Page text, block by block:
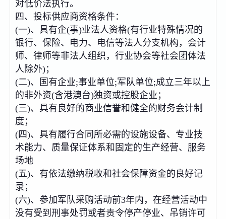
对低价法执行。
四、投标供应商资格条件：
(一)、具有企(事)业法人资格(有行业特殊情况的
银行、保险、电力、电信等法人分支机构，会计
师、律师等非法人组织，行业协会等社会团体法
人除外)；
(二)、国有企业;事业单位;军队单位;成立三年以上
的非外资(含港澳台)独资或控股企业；
(三)、具有良好的商业信誉和健全的财务会计制
度；
(四)、具有履行合同所必需的设施设备、专业技
术能力、质量保证体系和固定的生产经营、服务
场地
(五)、有依法缴纳税收和社会保障资金的良好记
录；
(六)、参加军队采购活动前3年内，在经营活动中
没有受到刑事处罚或者责令停产停业、吊销许可